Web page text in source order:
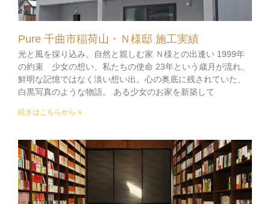
Pure 千曲市稲荷山・Ｎ様邸 施工実績
光と風を採り込み、自然と親しむ家 Ｎ様との出逢い 1999年
の約束 少女の想い、私たちの使命 23年という歳月が流れ、
鮮明な記憶ではなく淡い想い出。心の奥底に残されていた、
白黒写真のような物語。 ある少女のお家を新築して
続きはこちらから »